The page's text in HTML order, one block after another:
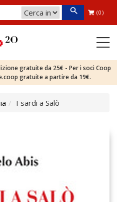
(0)
gratuite da 25€ - Per i soci Coop
gratuite a partire da 19€.
I sardi a Salò